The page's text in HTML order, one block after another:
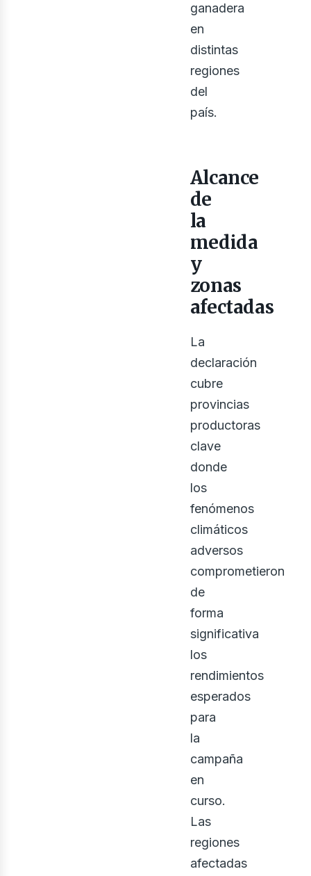
ganadera
en
distintas
regiones
del
país.
Alcance
de
la
medida
y
zonas
afectadas
La
declaración
cubre
provincias
productoras
clave
donde
los
fenómenos
climáticos
adversos
comprometieron
de
forma
significativa
los
rendimientos
esperados
para
la
campaña
en
curso.
Las
regiones
afectadas